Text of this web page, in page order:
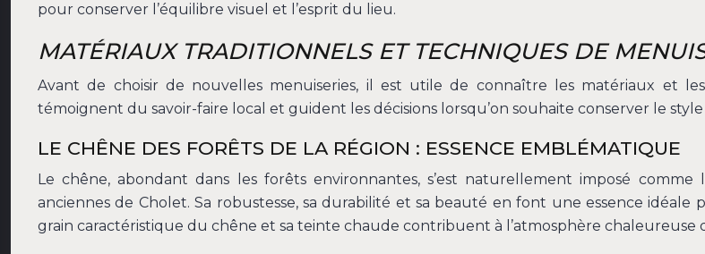
pour conserver l’équilibre visuel et l’esprit du lieu.
MATÉRIAUX TRADITIONNELS ET TECHNIQUES DE
Avant de choisir de nouvelles menuiseries, il est utile de connaître les matériaux et
témoignent du savoir-faire local et guident les décisions lorsqu’on souhaite conserver le
LE CHÊNE DES FORÊTS DE LA RÉGION : ESSENCE EMBLÉMATIQUE
Le chêne, abondant dans les forêts environnantes, s’est naturellement imposé
anciennes de Cholet. Sa robustesse, sa durabilité et sa beauté en font une essence
grain caractéristique du chêne et sa teinte chaude contribuent à l’atmosphère chaleureuse